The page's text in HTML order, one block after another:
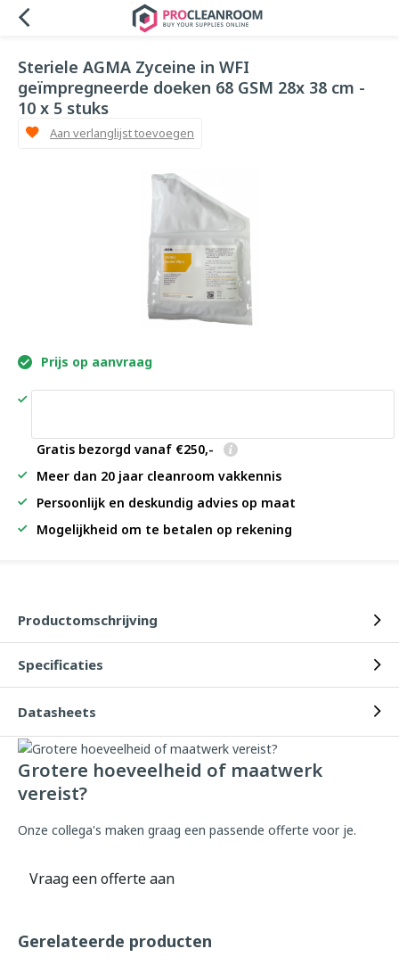
Steriele AGMA Zyceine in WFI
geïmpregneerde doeken 68 GSM 28x 38 cm -
10 x 5 stuks
Aan verlanglijst toevoegen
Prijs op aanvraag
Gratis bezorgd vanaf €250,-
Meer dan 20 jaar cleanroom vakkennis
Persoonlijk en deskundig advies op maat
Mogelijkheid om te betalen op rekening
Productomschrijving
Specificaties
Datasheets
Grotere hoeveelheid of maatwerk
vereist?
Onze collega's maken graag een passende offerte voor je.
Vraag een offerte aan
Gerelateerde producten